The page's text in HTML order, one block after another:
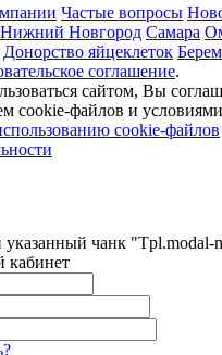
Частые вопросы
Нижний Новгород Самара
Донорство яйцеклеток
соглашение.
сайтом, Вы
cookie-файлов и
cookie-файлов
указанный чанк "Tpl.modal-
кабинет